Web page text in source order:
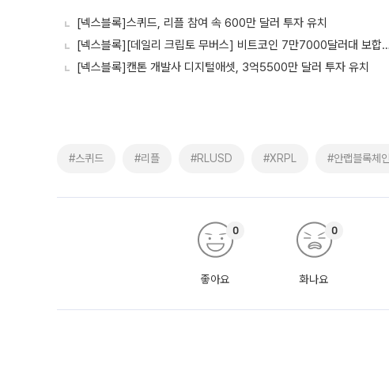
[넥스블록]스퀴드, 리플 참여 속 600만 달러 투자 유치
[넥스블록][데일리 크립토 무버스] 비트코인 7만7000달러대 보합
[넥스블록]캔톤 개발사 디지털애셋, 3억5500만 달러 투자 유치
#스퀴드 #리플 #RLUSD #XRPL #안랩블록체
좋아요
0
화나요
0